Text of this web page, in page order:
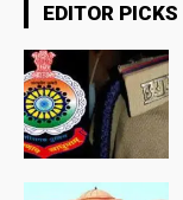
EDITOR PICKS